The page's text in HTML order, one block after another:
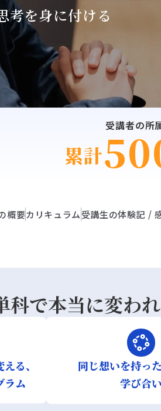
考を身に付ける
受講者の所
累計
概要カリキュラム受講生の体験記 /
科で本当に変わ
る、
ラム
同じ想いを持っ
学び合い